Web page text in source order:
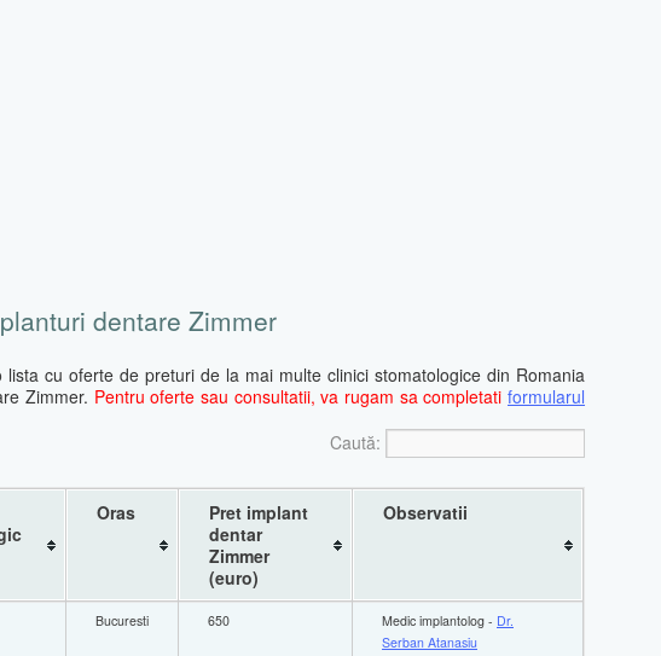
dentare Zimmer
lista cu oferte de preturi de la mai multe clinici stomatologice din Romania
Zimmer. Pentru oferte sau consultatii, va rugam sa completatiformularul
Caută:
Oras
Pret implant
dentar
Zimmer
(euro)
Observatii
Bucuresti 650 Medic implantolog - Dr.
Serban Atanasiu